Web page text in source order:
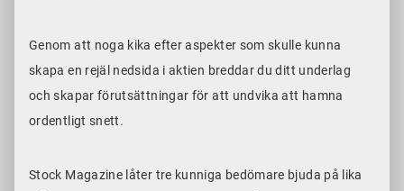
Genom att noga kika efter aspekter som skulle kunna
skapa en rejäl nedsida i aktien breddar du ditt underlag
och skapar förutsättningar för att undvika att hamna
ordentligt snett.
Stock Magazine låter tre kunniga bedömare bjuda på lika